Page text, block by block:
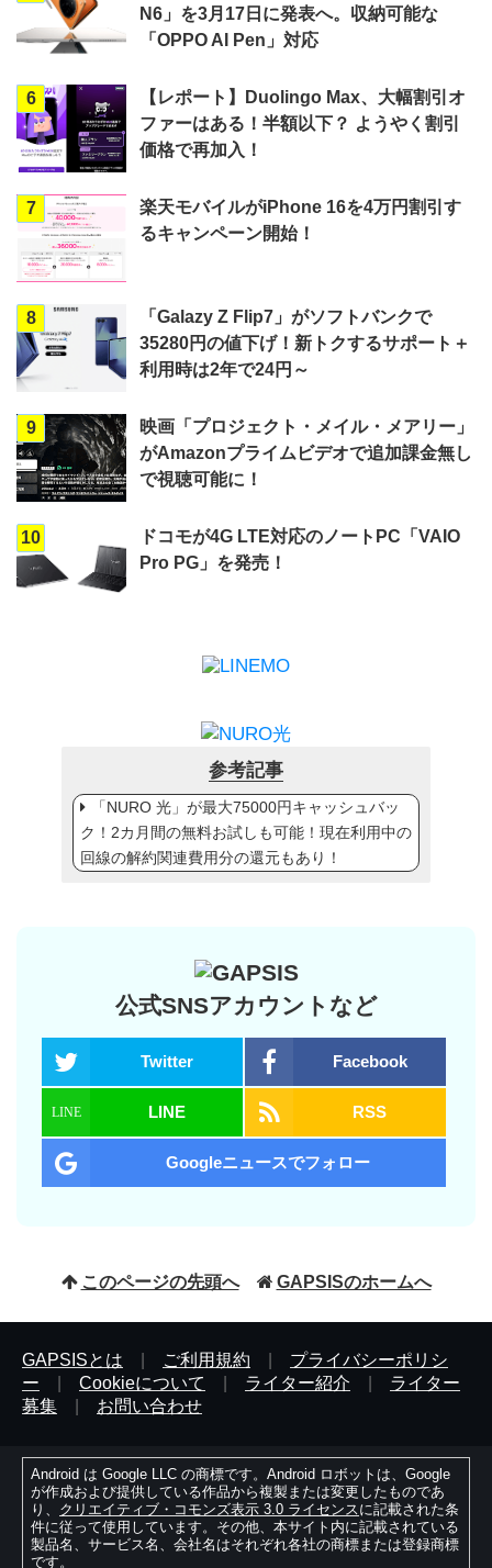
N6」を3月17日に発表へ。収納可能な
「OPPO AI Pen」対応
6
【レポート】Duolingo Max、大幅割引オ
ファーはある！半額以下？ ようやく割引
価格で再加入！
7
楽天モバイルがiPhone 16を4万円割引す
るキャンペーン開始！
8
「Galazy Z Flip7」がソフトバンクで
35280円の値下げ！新トクするサポート＋
利用時は2年で24円～
9
映画「プロジェクト・メイル・メアリー」
がAmazonプライムビデオで追加課金無し
で視聴可能に！
10
ドコモが4G LTE対応のノートPC「VAIO
Pro PG」を発売！
参考記事
「NURO 光」が最大75000円キャッシュバッ
ク！2カ月間の無料お試しも可能！現在利用中の
回線の解約関連費用分の還元もあり！
公式SNSアカウントなど
Twitter Facebook
LINE RSS
Googleニュースでフォロー
このページの先頭へ GAPSISのホームへ
GAPSISとは ご利用規約
プライバシーポリシ
ー
Cookieについて ライター紹介
ライター
募集
お問い合わせ
Android は Google LLC の商標です。Android ロボットは、Google
が作成および提供している作品から複製または変更したものであ
り、 クリエイティブ・コモンズ表示 3.0 ライセンスに記載された条
件に従って使用しています。その他、本サイト内に記載されている
製品名、サービス名、会社名はそれぞれ各社の商標または登録商標
です。